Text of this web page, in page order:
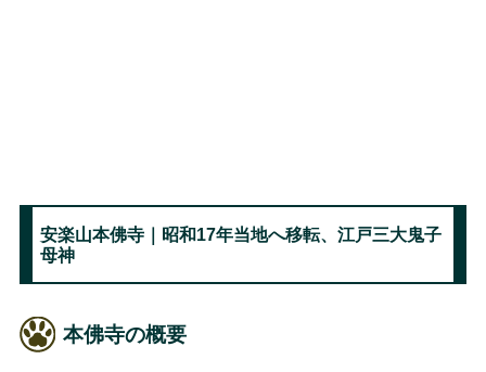
安楽山本佛寺｜昭和17年当地へ移転、江戸三大鬼子
母神
本佛寺の概要